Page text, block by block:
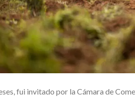
fui invitado por la Cámara de